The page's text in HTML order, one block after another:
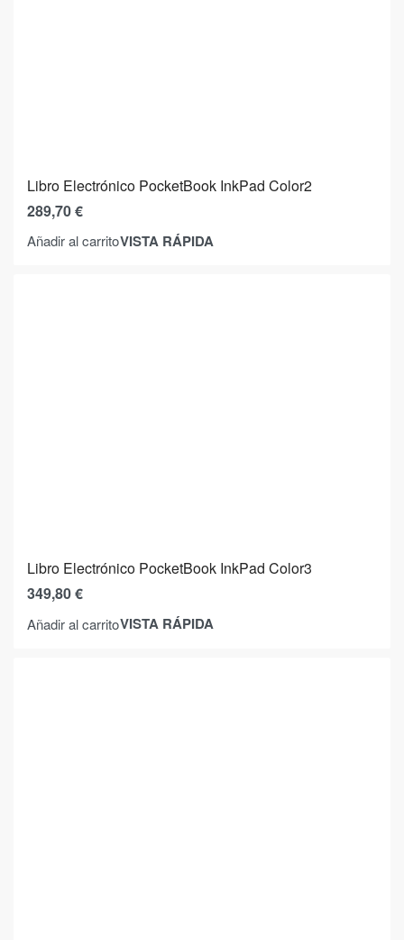
Libro Electrónico PocketBook InkPad Color2
289,70€
Añadir al carritoVISTA RÁPIDA
Libro Electrónico PocketBook InkPad Color3
349,80€
Añadir al carritoVISTA RÁPIDA